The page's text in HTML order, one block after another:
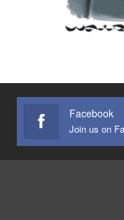
Facebook